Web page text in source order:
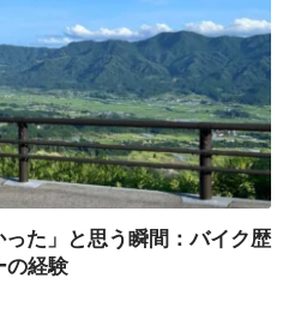
た」と思う瞬間：バイク歴
の経験